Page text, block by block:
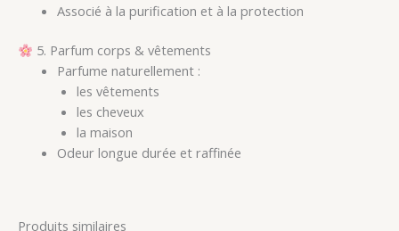
Associé à la purification et à la protection
5. Parfum corps & vêtements
Parfume naturellement :
les vêtements
les cheveux
la maison
Odeur longue durée et raffinée
Produits similaires